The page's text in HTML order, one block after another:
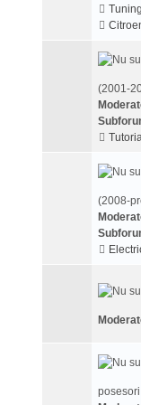
(2001-
(2008-